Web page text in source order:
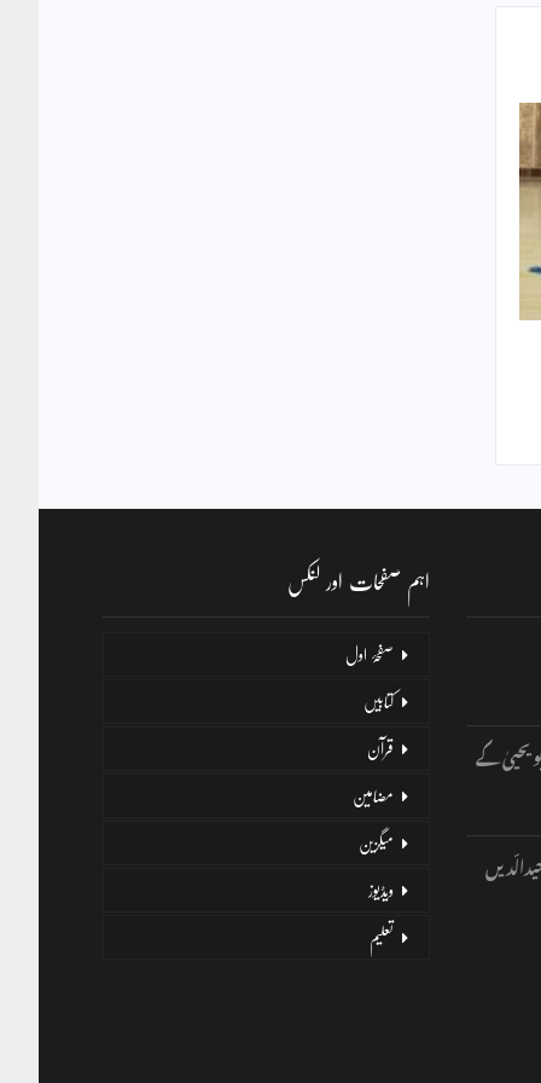
یحییٰ کے
اہم صفحات اور لنکس
صفحۂ اول
کتابیں
قرآن
مضامین
میگزین
ویڈیوز
تعلیم